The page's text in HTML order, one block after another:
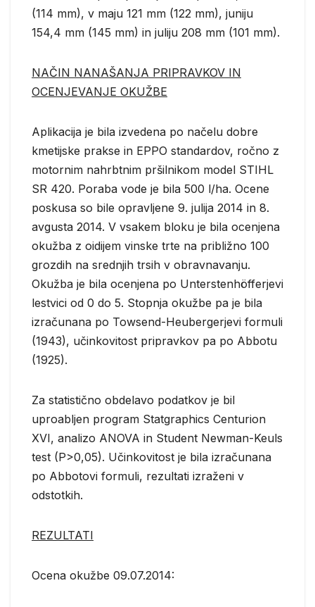
(114 mm), v maju 121 mm (122 mm), juniju
154,4 mm (145 mm) in juliju 208 mm (101 mm).
NAČIN NANAŠANJA PRIPRAVKOV IN
OCENJEVANJE OKUŽBE
Aplikacija je bila izvedena po načelu dobre
kmetijske prakse in EPPO standardov, ročno z
motornim nahrbtnim pršilnikom model STIHL
SR 420. Poraba vode je bila 500 l/ha. Ocene
poskusa so bile opravljene 9. julija 2014 in 8.
avgusta 2014. V vsakem bloku je bila ocenjena
okužba z oidijem vinske trte na približno 100
grozdih na srednjih trsih v obravnavanju.
Okužba je bila ocenjena po Unterstenhöfferjevi
lestvici od 0 do 5. Stopnja okužbe pa je bila
izračunana po Towsend-Heubergerjevi formuli
(1943), učinkovitost pripravkov pa po Abbotu
(1925).
Za statistično obdelavo podatkov je bil
uproabljen program Statgraphics Centurion
XVI, analizo ANOVA in Student Newman-Keuls
test (P>0,05). Učinkovitost je bila izračunana
po Abbotovi formuli, rezultati izraženi v
odstotkih.
REZULTATI
Ocena okužbe 09.07.2014: